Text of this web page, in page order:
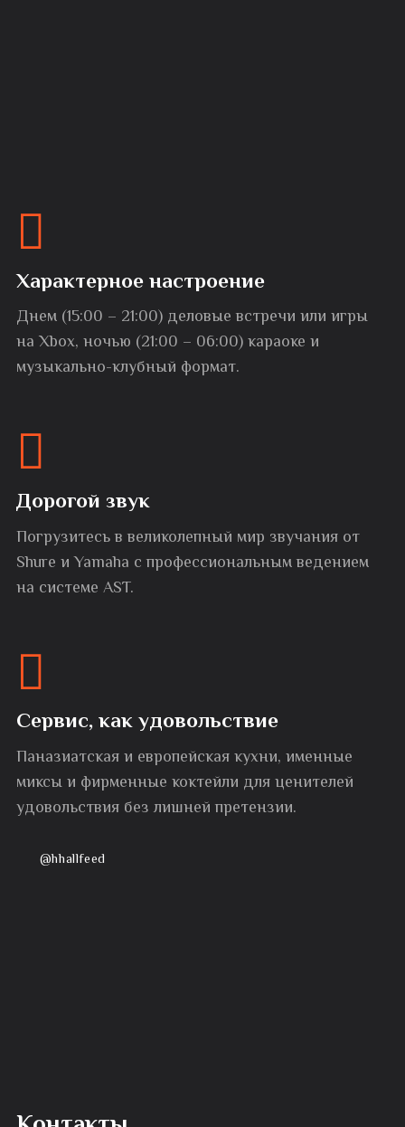
Характерное настроение
Днем (15:00 – 21:00) деловые встречи или игры
на Xbox, ночью (21:00 – 06:00) караоке и
музыкально-клубный формат.
Дорогой звук
Погрузитесь в великолепный мир звучания от
Shure и Yamaha с профессиональным ведением
на системе AST.
Сервис, как удовольствие
Паназиатская и европейская кухни, именные
миксы и фирменные коктейли для ценителей
удовольствия без лишней претензии.
@hhallfeed